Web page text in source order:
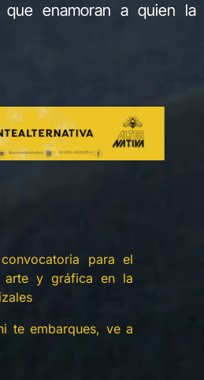
que enamoran a quien la
para el
arte y gráfica en la
te embarques, ve a